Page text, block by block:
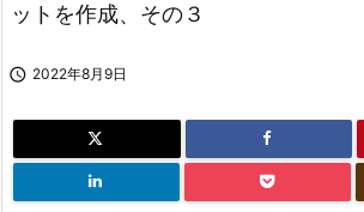
ットを作成、その３
 2022年8月9日